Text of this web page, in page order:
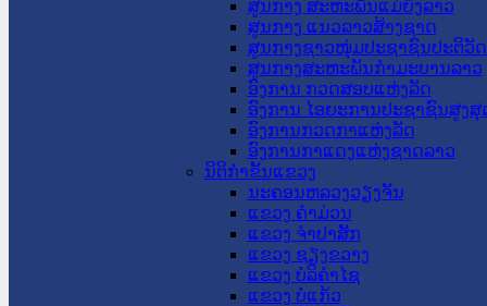
ສູນກາງ ສະຫະພັນແມ່ຍິງລາວ
ສູນກາງ ແນວລາວສ້າງຊາດ
ສູນກາງຊາວໜຸ່ມປະຊາຊົນປະຕິວັ
ສູນກາງສະຫະພັນກຳມະບານລາວ
ອົງການ ກວດສອບແຫ່ງລັດ
ອົງການ ໄອຍະການປະຊາຊົນສູງສຸ
ອົງການກວດກາແຫ່ງລັດ
ອົງການກາແດງແຫ່ງຊາດລາວ
ນິຕິກໍາຂັ້ນແຂວງ
ນະ​ຄອນ​ຫລວງວຽງຈັນ
ແຂວງ ຄໍາມ່ວນ
ແຂວງ ຈໍາປາສັກ
ແຂວງ ຊຽງຂວາງ
ແຂວງ ບໍລິຄໍາໄຊ
ແຂວງ ບໍ່ແກ້ວ